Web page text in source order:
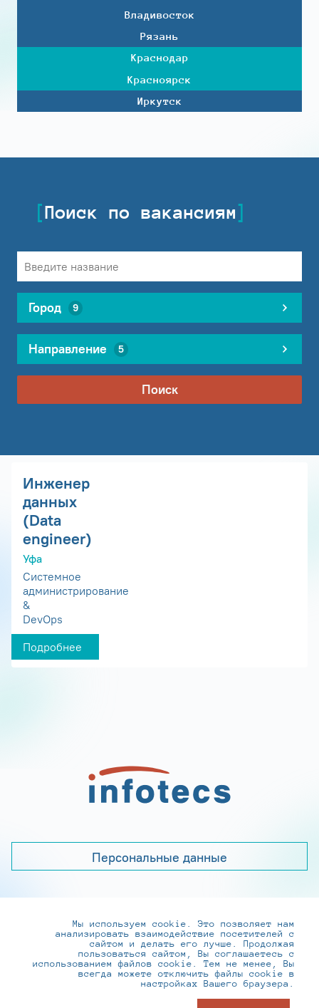
Владивосток
Рязань
Краснодар
Красноярск
Иркутск
Поиск по вакансиям
Город 9
Направление 5
Поиск
Инженер
данных
(Data
engineer)
Уфа
Системное
администрирование
&
DevOps
Подробнее
Персональные данные
+7 (495) 737-6192, 8-800-250-0-260
practice@infotecs.ru,hr@infotecs.ru
127273, г. Москва, Отрадная ул., 2Б строение 1
Мы используем cookie. Это позволяет нам
анализировать взаимодействие посетителей с
сайтом и делать его лучше. Продолжая
пользоваться сайтом, Вы соглашаетесь с
использованием файлов cookie. Тем не менее, Вы
всегда можете отключить файлы cookie в
настройках Вашего браузера.